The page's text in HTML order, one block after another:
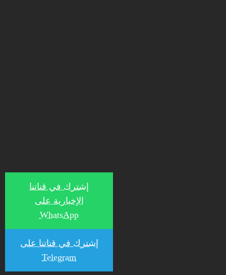
إشترك في قناتنا
الإخبارية على
WhatsApp
إشترك في قناتنا على
Telegram